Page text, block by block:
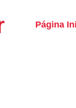
Página